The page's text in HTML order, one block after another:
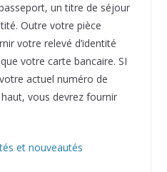
un titre de séjour
Outre votre pièce
votre relevé d’identité
votre carte bancaire. SI
actuel numéro de
vous devrez fournir
et nouveautés